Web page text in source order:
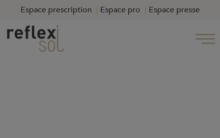
Espace prescription Espace pro Espace presse